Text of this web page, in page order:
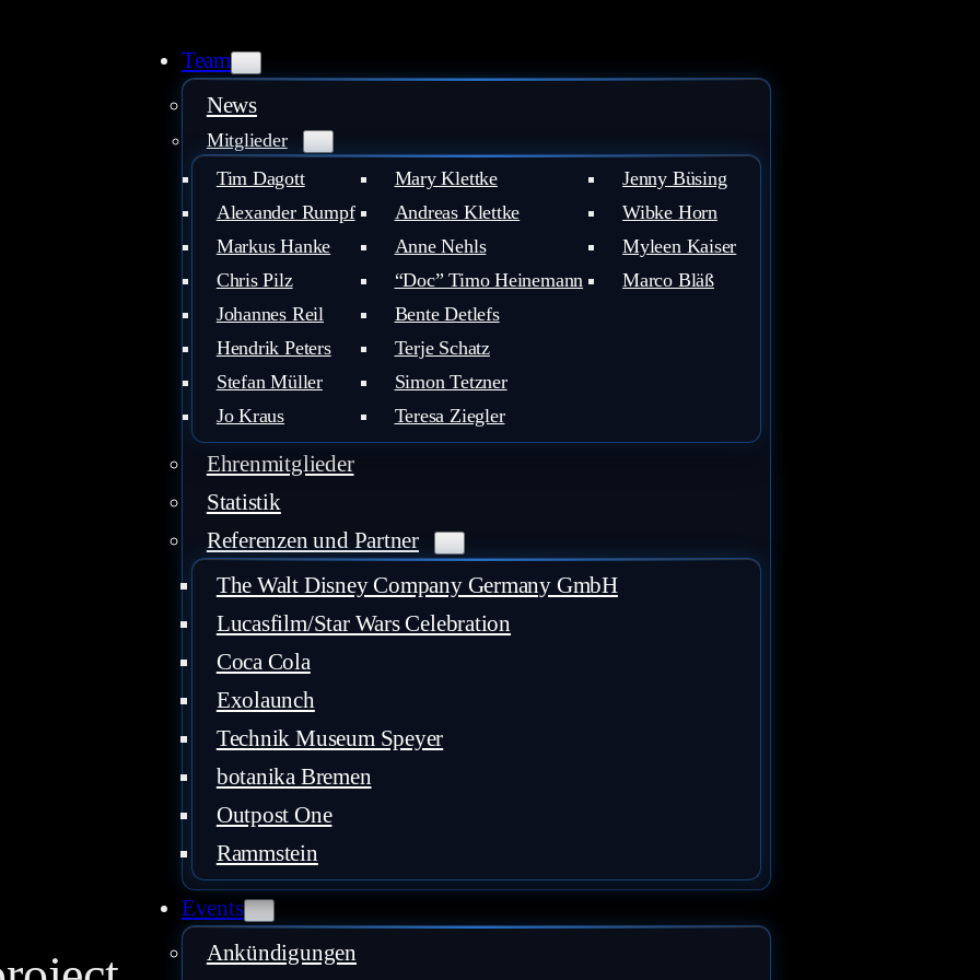
Team
News
Mitglieder
Tim Dagott
Alexander Rumpf
Markus Hanke
Chris Pilz
Johannes Reil
Hendrik Peters
Stefan Müller
Jo Kraus
Mary Klettke
Andreas Klettke
Anne Nehls
“Doc” Timo Heinemann
Bente Detlefs
Terje Schatz
Simon Tetzner
Teresa Ziegler
Jenny Büsing
Wibke Horn
Myleen Kaiser
Marco Bläß
Ehrenmitglieder
Statistik
Referenzen und Partner
The Walt Disney Company Germany GmbH
Lucasfilm/Star Wars Celebration
Coca Cola
Exolaunch
Technik Museum Speyer
botanika Bremen
Outpost One
Rammstein
Events
Ankündigungen